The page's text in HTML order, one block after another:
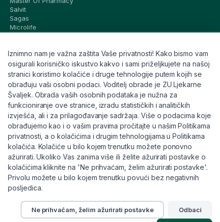
Salvit
Sagas
Microlife
CeraVe
Eucerin
Avene
Bioderma
Svi brandovi
Info
Trebate pomoć ili imate pitanja?
+385 91 6191 901
info@eljekarna24.hr
Iznimno nam je važna zaštita Vaše privatnosti! Kako bismo vam
osigurali korisničko iskustvo kakvo i sami priželjkujete na našoj
stranici koristimo kolačiće i druge tehnologije putem kojih se
obrađuju vaši osobni podaci. Voditelj obrade je ZU Ljekarne
Švaljek. Obrada vaših osobnih podataka je nužna za
funkcioniranje ove stranice, izradu statističkih i analitičkih
izvješća, ali i za prilagođavanje sadržaja. Više o podacima koje
obrađujemo kao i o vašim pravima pročitajte u našim Politikama
privatnosti, a o kolačićima i drugim tehnologijama u Politikama
kolačića. Kolačiće u bilo kojem trenutku možete ponovno
ažurirati. Ukoliko Vas zanima više ili želite ažurirati postavke o
kolačićima kliknite na 'Ne prihvaćam, želim ažurirati postavke'.
Privolu možete u bilo kojem trenutku povući bez negativnih
posljedica.
Ne prihvaćam, želim ažurirati postavke Odbaci